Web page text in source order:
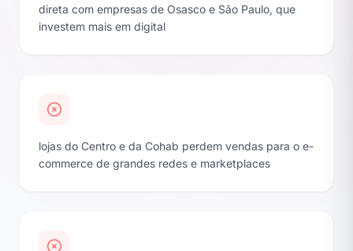
direta com empresas de Osasco e São Paulo, que
investem mais em digital
lojas do Centro e da Cohab perdem vendas para o e-
commerce de grandes redes e marketplaces